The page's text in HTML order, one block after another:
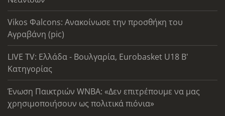
Vikos Φalcons: Ανακοίνωσε την προσθήκη του
Αγραβάνη (pic)
LIVE TV: Ελλάδα - Βουλγαρία, Eurobasket U18 Β'
Κατηγορίας
Ένωση Παικτριών WNBA: «Δεν επιτρέπουμε να μας
χρησιμοποιήσουν ως πολιτικά πιόνια»